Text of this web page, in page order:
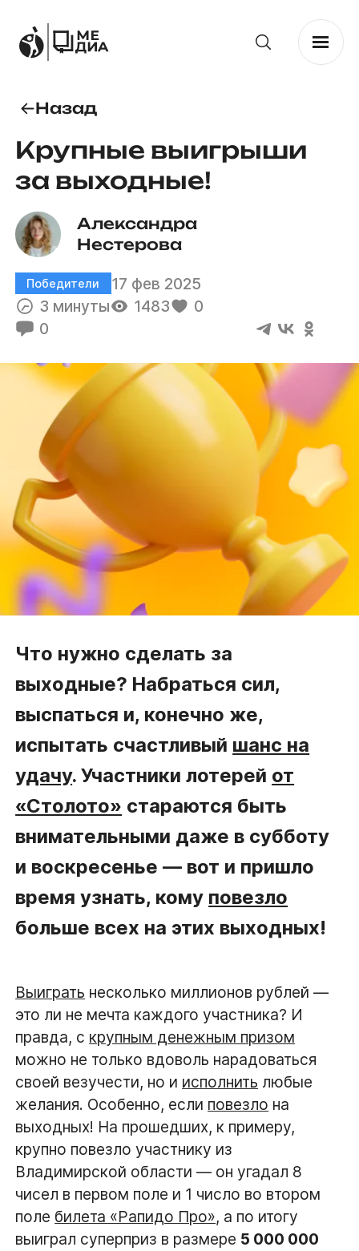
Назад
Крупные выигрыши
за выходные!
Александра
Нестерова
Победители
17 фев 2025
3 минуты
1483
0
0
Что нужно сделать за
выходные? Набраться сил,
выспаться и, конечно же,
испытать счастливый шанс на
удачу. Участники лотерей от
«Столото» стараются быть
внимательными даже в субботу
и воскресенье — вот и пришло
время узнать, кому повезло
больше всех на этих выходных!
Выиграть несколько миллионов рублей —
это ли не мечта каждого участника? И
правда, с крупным денежным призом
можно не только вдоволь нарадоваться
своей везучести, но и исполнить любые
желания. Особенно, если повезло на
выходных! На прошедших, к примеру,
крупно повезло участнику из
Владимирской области — он угадал 8
чисел в первом поле и 1 число во втором
поле билета «Рапидо Про», а по итогу
выиграл суперприз в размере 5 000 000